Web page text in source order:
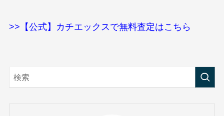
>>【公式】カチエックスで無料査定はこちら